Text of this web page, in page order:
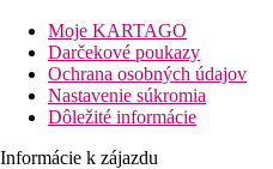
centrum: 8,5 km
nákupné možnosti: 2 km
Popis izby
Dvojlôžková izba
telefón
Moje KARTAGO
Darčekové poukazy
Ochrana osobných údajov
Nastavenie súkromia
Dôležité informácie
Informácie k zájazdu